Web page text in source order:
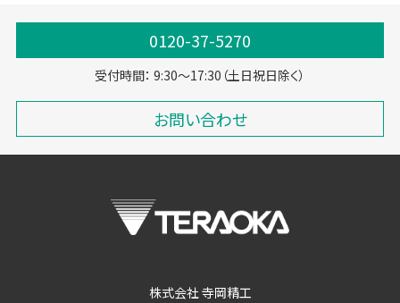
0120-37-5270
受付時間： 9:30～17:30（土日祝日除く）
お問い合わせ
株式会社 寺岡精工